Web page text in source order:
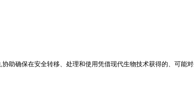
确保在安全转移、处理和使用凭借现代生物技术获得的、可能